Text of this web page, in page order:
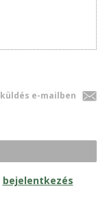
küldés e-mailben
bejelentkezés